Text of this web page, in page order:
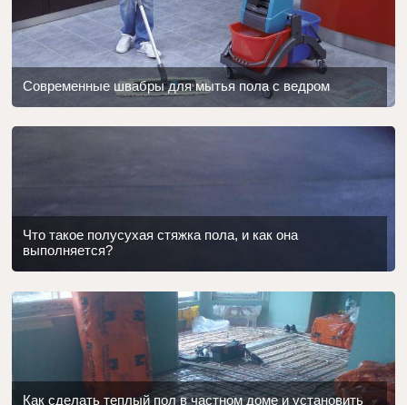
Современные швабры для мытья пола с ведром
Что такое полусухая стяжка пола, и как она
выполняется?
Как сделать теплый пол в частном доме и установить